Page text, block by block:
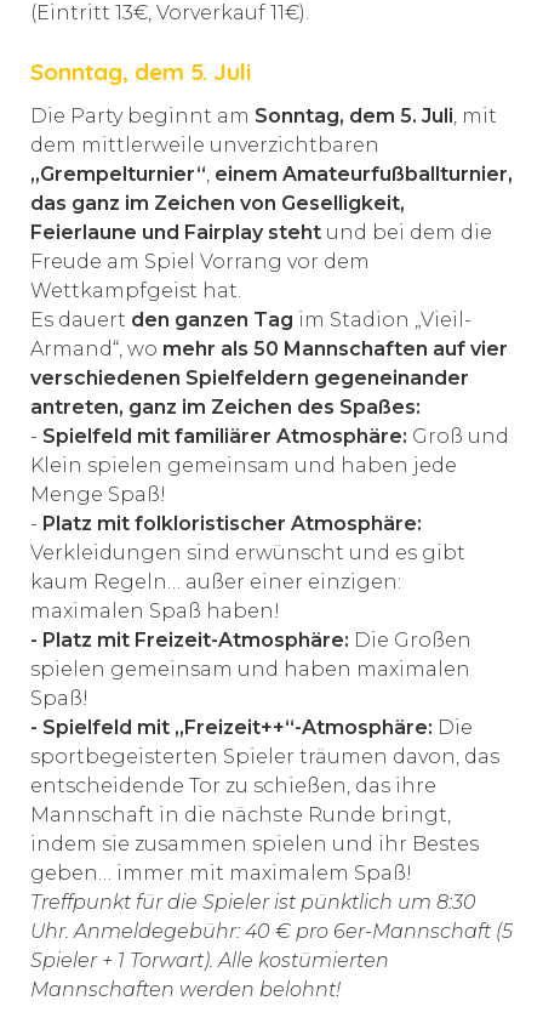
(Eintritt 13€, Vorverkauf 11€).
Sonntag, dem 5. Juli
Die Party beginnt am Sonntag, dem 5. Juli , mit
dem mittlerweile unverzichtbaren
„Grempelturnier“ einem Amateurfußballturnier,
das ganz im Zeichen von Geselligkeit,
Feierlaune und Fairplay steht und bei dem die
Freude am Spiel Vorrang vor dem
Wettkampfgeist hat.
Es dauert den ganzen Tag im Stadion „Vieil-
Armand“, wo mehr als 50 Mannschaften auf vier
verschiedenen Spielfeldern gegeneinander
antreten, ganz im Zeichen des Spaßes:
- Spielfeld mit familiärer Atmosphäre: Groß und
Klein spielen gemeinsam und haben jede
Menge Spaß!
- Platz mit folkloristischer Atmosphäre:
Verkleidungen sind erwünscht und es gibt
kaum Regeln… außer einer einzigen:
maximalen Spaß haben!
- Platz mit Freizeit-Atmosphäre: Die Großen
spielen gemeinsam und haben maximalen
Spaß!
- Spielfeld mit „Freizeit++“-Atmosphäre: Die
sportbegeisterten Spieler träumen davon, das
entscheidende Tor zu schießen, das ihre
Mannschaft in die nächste Runde bringt,
indem sie zusammen spielen und ihr Bestes
geben… immer mit maximalem Spaß!
Treffpunkt für die Spieler ist pünktlich um 8:30
Uhr. Anmeldegebühr: 40 € pro 6er-Mannschaft (5
Spieler + 1 Torwart). Alle kostümierten
Mannschaften werden belohnt!